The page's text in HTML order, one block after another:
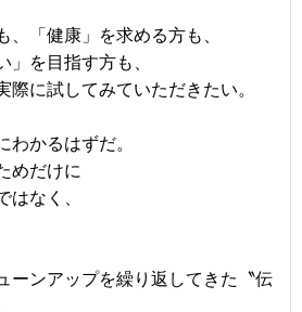
、「健康」を求める方も、
を目指す方も、
に試してみていただきたい。
かるはずだ。
めだけに
なく、
ーンアップを繰り返してきた〝伝